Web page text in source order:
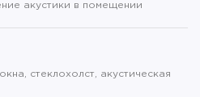
акустики в помещении
стеклохолст, акустическая